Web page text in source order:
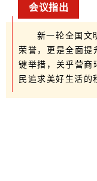
会议指出
新一轮全国文
荣誉，更是全面提
键举措，关乎营商
民追求美好生活的